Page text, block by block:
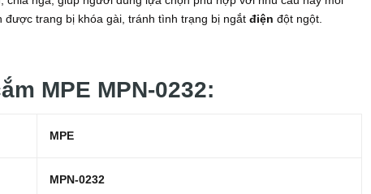
được trang bị khóa gài, tránh tình trạng bị ngắt điện đột ngột.
MPE MPN-0232:
MPE
MPN-0232